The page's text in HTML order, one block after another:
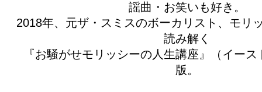
謡曲・お笑いも好き。
2018年、元ザ・スミスのボーカリスト、モリ
読み解く
『お騒がせモリッシーの人生講座』（イー
版。